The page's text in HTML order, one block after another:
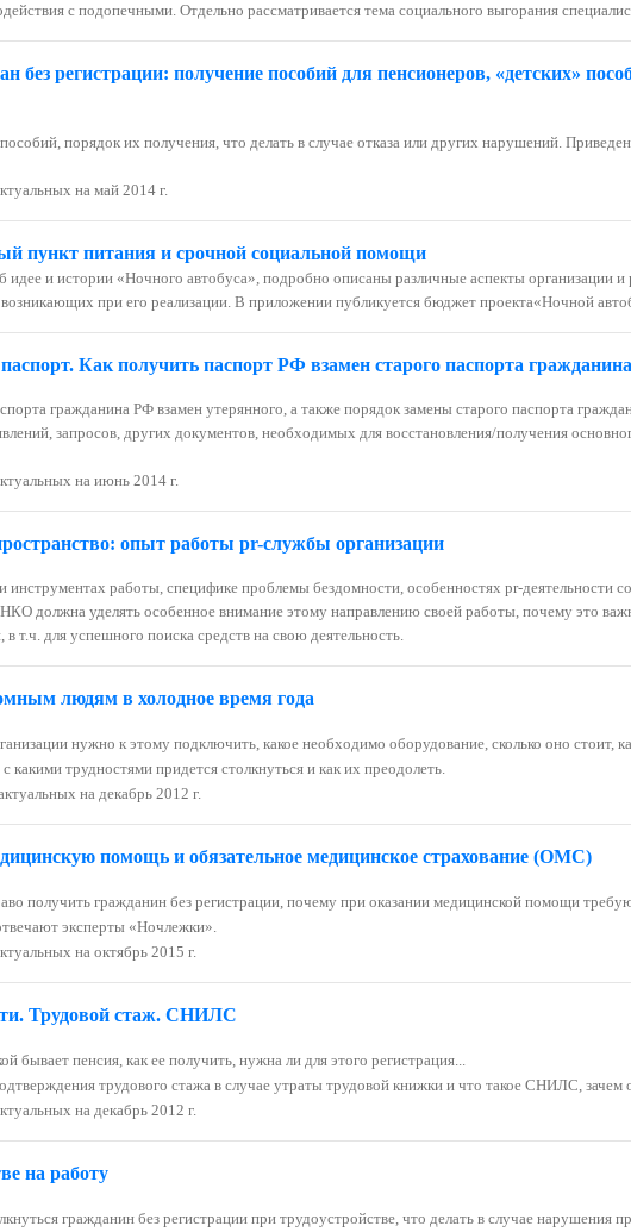
с подопечными. Отдельно рассматривается тема социального выгорания
без регистрации: получение пособий для пенсионеров, «детских»
порядок их получения, что делать в случае отказа или других нарушений.
на май 2014 г.
пункт питания и срочной социальной помощи
идее и истории «Ночного автобуса», подробно описаны различные аспекты организации и
при его реализации. В приложении публикуется бюджет проекта«Ночной
Как получить паспорт РФ взамен старого паспорта
гражданина РФ взамен утерянного, а также порядок замены старого паспорта
запросов, других документов, необходимых для восстановления/получения
на июнь 2014 г.
опыт работы pr-службы организации
инструментах работы, специфике проблемы бездомности, особенностях pr-деятельности
должна уделять особенное внимание этому направлению своей работы, почему это
т.ч. для успешного поиска средств на свою деятельность.
людям в холодное время года
нужно к этому подключить, какое необходимо оборудование, сколько оно стоит,
какими трудностями придется столкнуться и как их преодолеть.
на декабрь 2012 г.
помощь и обязательное медицинское страхование (ОМС)
получить гражданин без регистрации, почему при оказании медицинской помощи
эксперты «Ночлежки».
на октябрь 2015 г.
Трудовой стаж. СНИЛС
бывает пенсия, как ее получить, нужна ли для этого регистрация...
трудового стажа в случае утраты трудовой книжки и что такое СНИЛС, зачем
на декабрь 2012 г.
на работу
гражданин без регистрации при трудоустройстве, что делать в случае нарушения